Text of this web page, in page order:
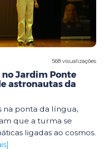
568 visualizações
no Jardim Ponte
astronautas da
na ponta da língua,
que a turma se
ligadas ao cosmos.